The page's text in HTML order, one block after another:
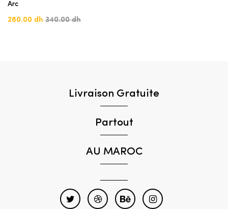
Arc
280.00 dh 340.00 dh
Livraison Gratuite
Partout
AU MAROC